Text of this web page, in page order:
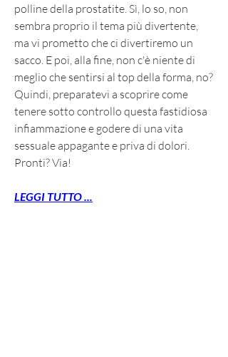
polline della prostatite. Sì, lo so, non
sembra proprio il tema più divertente,
ma vi prometto che ci divertiremo un
sacco. E poi, alla fine, non c'è niente di
meglio che sentirsi al top della forma, no?
Quindi, preparatevi a scoprire come
tenere sotto controllo questa fastidiosa
infiammazione e godere di una vita
sessuale appagante e priva di dolori.
Pronti? Via!
LEGGI TUTTO ...